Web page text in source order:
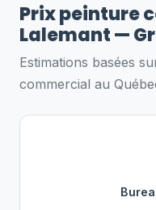
Prix peinture
Lalemant —
Estimations basées
commercial au